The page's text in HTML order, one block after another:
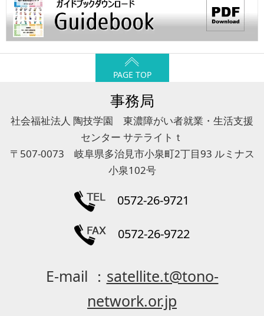
PAGE TOP
事務局
社会福祉法人 陶技学園 東濃障がい者就業・生活支援
センター サテライトｔ
〒507-0073 岐阜県多治見市小泉町2丁目93 ルミナス
小泉102号
0572-26-9721
0572-26-9722
E-mail ： satellite.t@tono-
network.or.jp